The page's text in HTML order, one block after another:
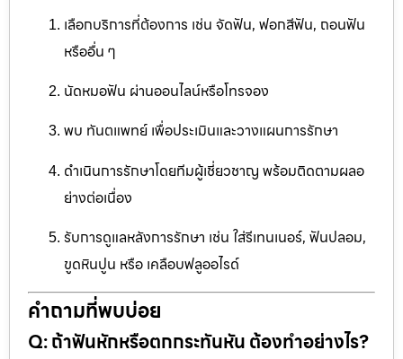
เลือกบริการที่ต้องการ เช่น จัดฟัน, ฟอกสีฟัน, ถอนฟัน
หรืออื่น ๆ
นัดหมอฟัน ผ่านออนไลน์หรือโทรจอง
พบ ทันตแพทย์ เพื่อประเมินและวางแผนการรักษา
ดำเนินการรักษาโดยทีมผู้เชี่ยวชาญ พร้อมติดตามผลอ
ย่างต่อเนื่อง
รับการดูแลหลังการรักษา เช่น ใส่รีเทนเนอร์, ฟันปลอม,
ขูดหินปูน หรือ เคลือบฟลูออไรด์
คำถามที่พบบ่อย
Q: ถ้าฟันหักหรือตกกระทันหัน ต้องทำอย่างไร?